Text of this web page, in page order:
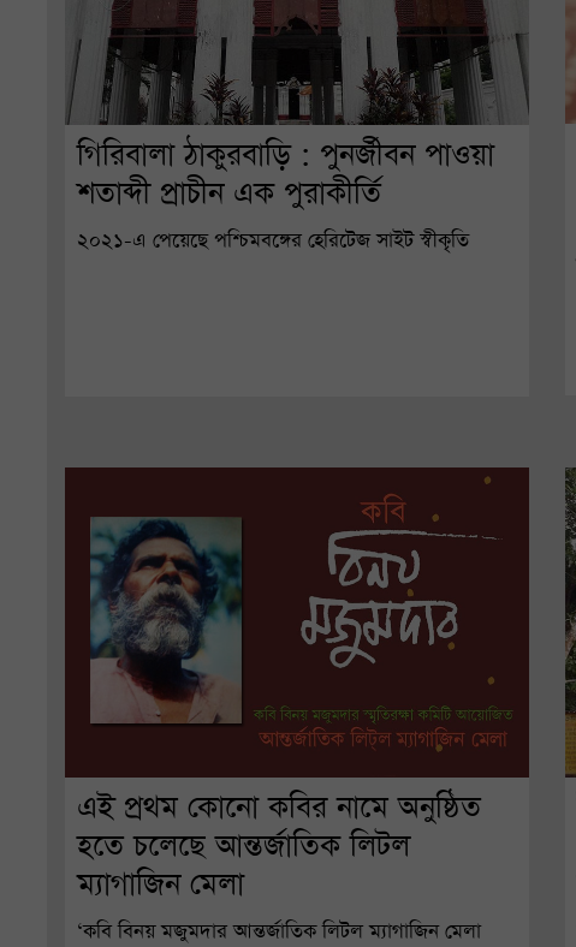
গিরিবালা ঠাকুরবাড়ি : পুনর্জীবন পাওয়া
শতাব্দী প্রাচীন এক পুরাকীর্তি
২০২১-এ পেয়েছে পশ্চিমবঙ্গের হেরিটেজ সাইট স্বীকৃতি
এই প্রথম কোনো কবির নামে অনুষ্ঠিত
হতে চলেছে আন্তর্জাতিক লিটল
ম্যাগাজিন মেলা
‘কবি বিনয় মজুমদার আন্তর্জাতিক লিটল ম্যাগাজিন মেলা